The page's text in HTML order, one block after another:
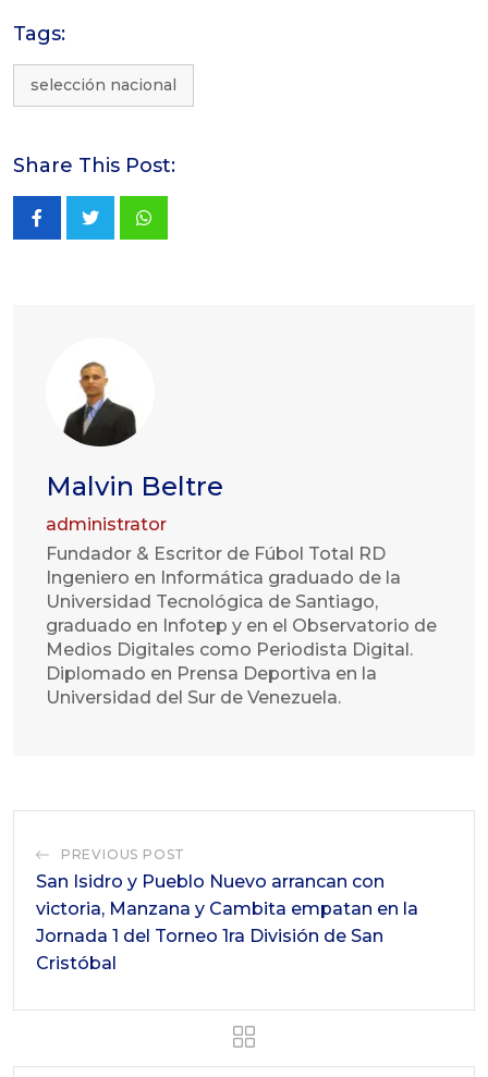
Tags:
selección nacional
Share This Post:
Whatsapp
Malvin Beltre
administrator
Fundador & Escritor de Fúbol Total RD
Ingeniero en Informática graduado de la
Universidad Tecnológica de Santiago,
graduado en Infotep y en el Observatorio de
Medios Digitales como Periodista Digital.
Diplomado en Prensa Deportiva en la
Universidad del Sur de Venezuela.
PREVIOUS POST
San Isidro y Pueblo Nuevo arrancan con
victoria, Manzana y Cambita empatan en la
Jornada 1 del Torneo 1ra División de San
Cristóbal